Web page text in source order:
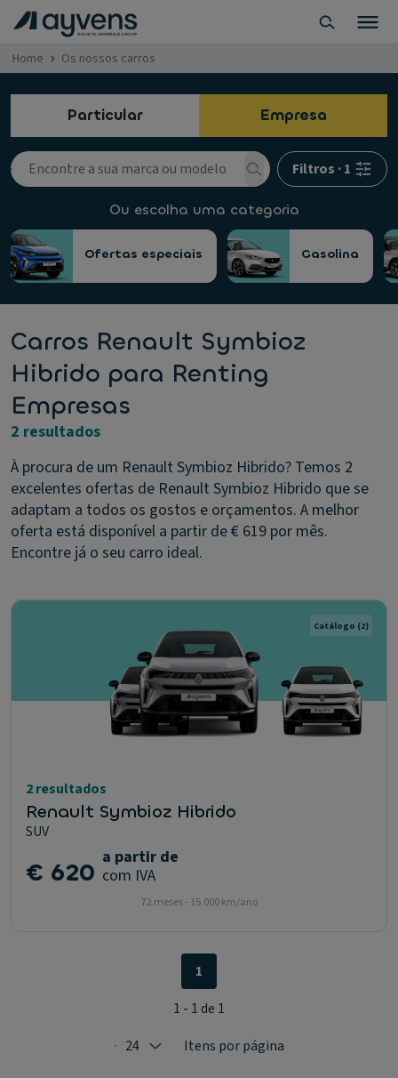
Home Os nossos carros
Particular Empresa
Filtros ·1
Ou escolha uma categoria
Ofertas especiais Gasolina
Carros Renault Symbioz
Hibrido para Renting
Empresas
2 resultados
À procura de um Renault Symbioz Hibrido? Temos 2
excelentes ofertas de Renault Symbioz Hibrido que se
adaptam a todos os gostos e orçamentos. A melhor
oferta está disponível a partir de € 619 por mês.
Encontre já o seu carro ideal.
Catálogo (2)
2 resultados
Renault Symbioz Hibrido
SUV
€ 620 a partir de
com IVA
72 meses - 15.000 km/ano
Selected: 24
24 Itens por página
1
1 - 1 de 1